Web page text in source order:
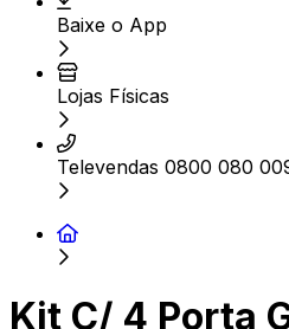
Baixe o App
Lojas Físicas
Televendas 0800 080
Kit C/ 4 Porta